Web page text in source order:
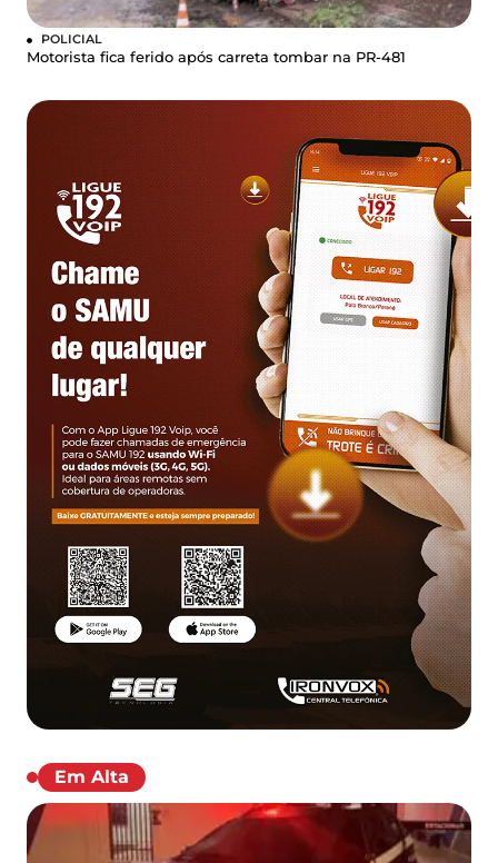
POLICIAL
Motorista fica ferido após carreta tombar na PR-481
Em Alta